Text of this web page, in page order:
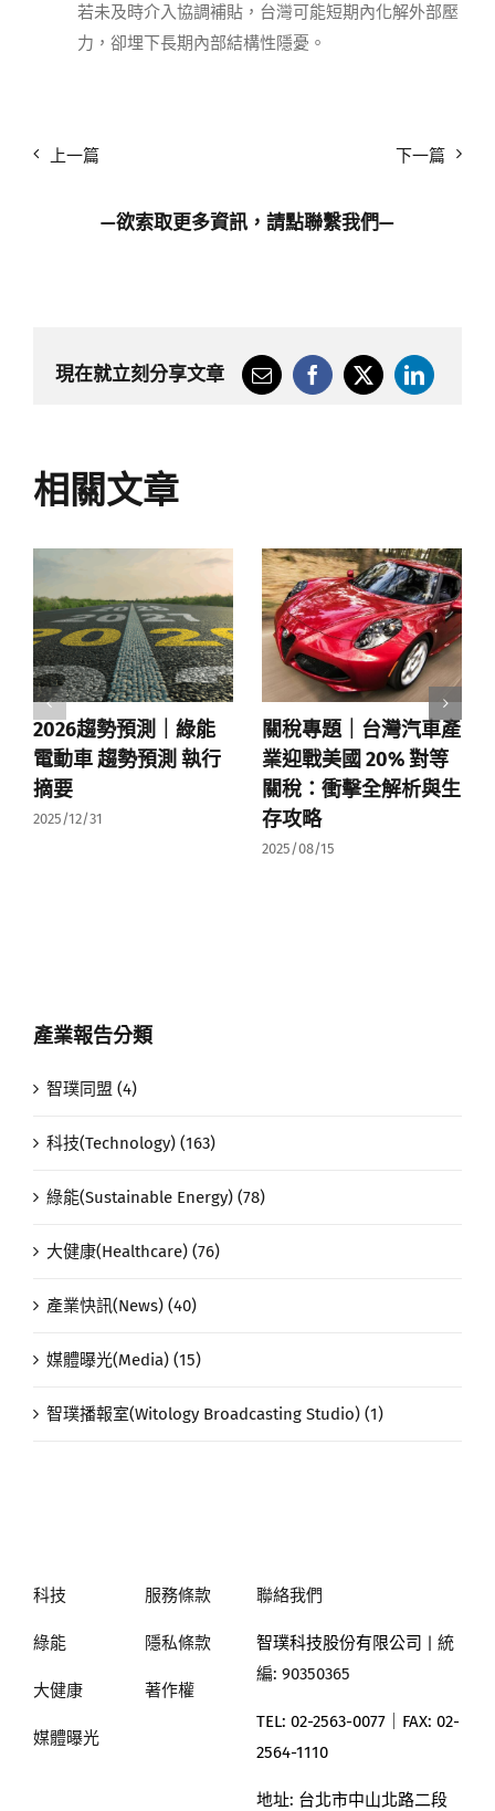
若未及時介入協調補貼，台灣可能短期內化解外部壓
力，卻埋下長期內部結構性隱憂。
上一篇 下一篇
—欲索取更多資訊，請點聯繫我們—
現在就立刻分享文章
相關文章
2026趨勢預測｜綠能
電動車 趨勢預測 執行
摘要
2025/12/31
關稅專題｜台灣汽車產
業迎戰美國 20% 對等
關稅：衝擊全解析與生
存攻略
2025/08/15
產業報告分類
智璞同盟 (4)
科技(Technology) (163)
綠能(Sustainable Energy) (78)
大健康(Healthcare) (76)
產業快訊(News) (40)
媒體曝光(Media) (15)
智璞播報室(Witology Broadcasting Studio) (1)
科技
綠能
大健康
媒體曝光
服務條款
隱私條款
著作權
聯絡我們
智璞科技股份有限公司 | 統
編: 90350365
TEL: 02-2563-0077｜ FAX: 02-
2564-1110
地址: 台北市中山北路二段